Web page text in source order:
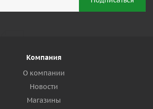
Компания
О компании
Новости
Магазины